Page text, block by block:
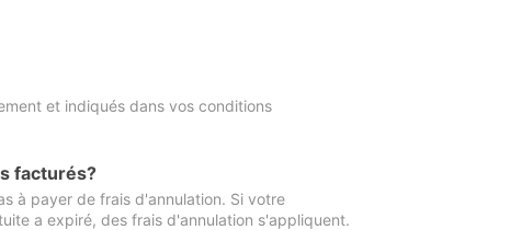
et indiqués dans vos conditions
facturés?
à payer de frais d'annulation. Si votre
a expiré, des frais d'annulation s'appliquent.